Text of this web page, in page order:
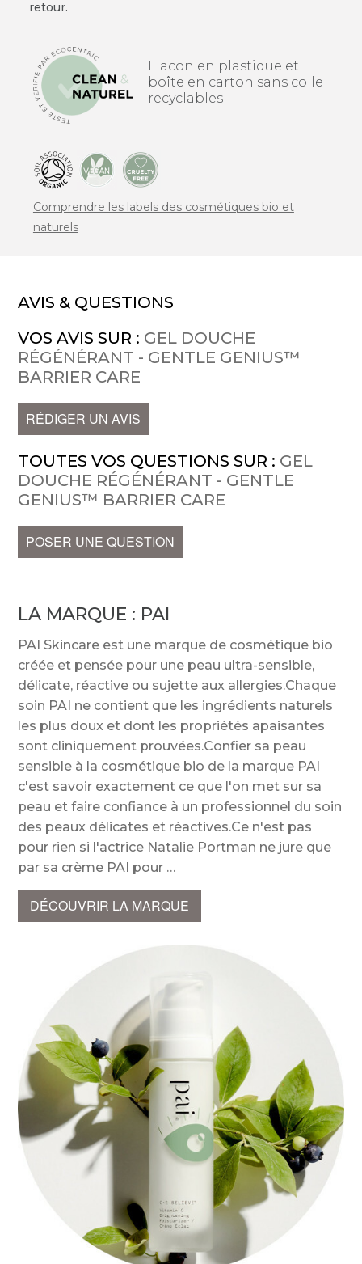
retour.
Flacon en plastique et
boîte en carton sans colle
recyclables
Comprendre les labels des cosmétiques bio et
naturels
AVIS & QUESTIONS
VOS AVIS SUR : GEL DOUCHE
RÉGÉNÉRANT - GENTLE GENIUS™
BARRIER CARE
RÉDIGER UN AVIS
TOUTES VOS QUESTIONS SUR : GEL
DOUCHE RÉGÉNÉRANT - GENTLE
GENIUS™ BARRIER CARE
POSER UNE QUESTION
LA MARQUE : PAI
PAI Skincare est une marque de cosmétique bio
créée et pensée pour une peau ultra-sensible,
délicate, réactive ou sujette aux allergies.Chaque
soin PAI ne contient que les ingrédients naturels
les plus doux et dont les propriétés apaisantes
sont cliniquement prouvées.Confier sa peau
sensible à la cosmétique bio de la marque PAI
c'est savoir exactement ce que l'on met sur sa
peau et faire confiance à un professionnel du soin
des peaux délicates et réactives.Ce n'est pas
pour rien si l'actrice Natalie Portman ne jure que
par sa crème PAI pour
DÉCOUVRIR LA MARQUE